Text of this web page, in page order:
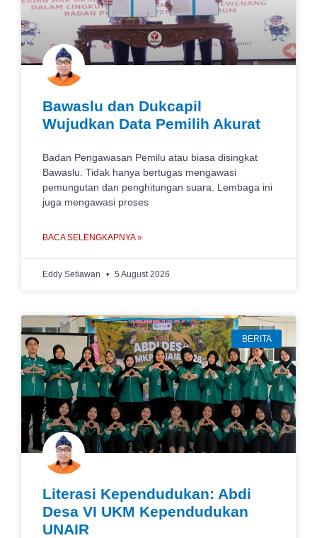
Bawaslu dan Dukcapil
Wujudkan Data Pemilih Akurat
Badan Pengawasan Pemilu atau biasa disingkat
Bawaslu. Tidak hanya bertugas mengawasi
pemungutan dan penghitungan suara. Lembaga ini
juga mengawasi proses
BACA SELENGKAPNYA »
Eddy Setiawan 5 August 2026
BERITA
Literasi Kependudukan: Abdi
Desa VI UKM Kependudukan
UNAIR